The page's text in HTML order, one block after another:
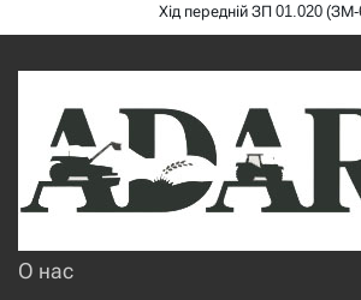
Хід передній ЗП 01.020
О нас